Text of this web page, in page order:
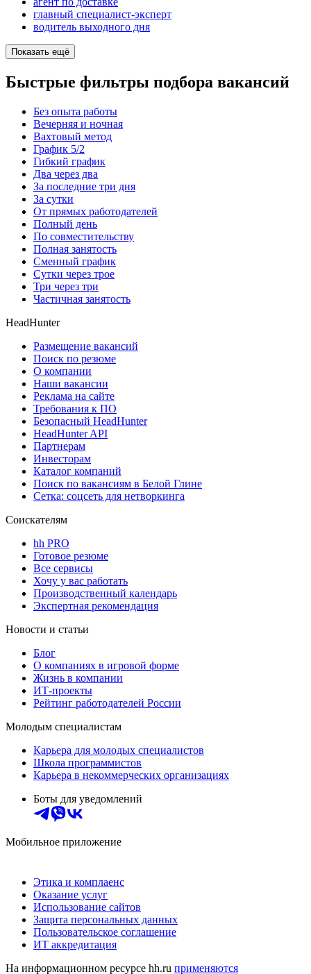
главный специалист-эксперт
водитель выходного дня
Показать ещё
Быстрые фильтры подбора вакансий
Без опыта работы
Вечерняя и ночная
Вахтовый метод
График 5/2
Гибкий график
Два через два
За последние три дня
За сутки
От прямых работодателей
Полный день
По совместительству
Полная занятость
Сменный график
Сутки через трое
Три через три
Частичная занятость
HeadHunter
Размещение вакансий
Поиск по резюме
О компании
Наши вакансии
Реклама на сайте
Требования к ПО
Безопасный HeadHunter
HeadHunter API
Партнерам
Инвесторам
Каталог компаний
Поиск по вакансиям в Белой Глине
Сетка: соцсеть для нетворкинга
Соискателям
hh PRO
Готовое резюме
Все сервисы
Хочу у вас работать
Производственный календарь
Экспертная рекомендация
Новости и статьи
Блог
О компаниях в игровой форме
Жизнь в компании
ИТ-проекты
Рейтинг работодателей России
Молодым специалистам
Карьера для молодых специалистов
Школа программистов
Карьера в некоммерческих организациях
Боты для уведомлений
Мобильное приложение
Этика и комплаенс
Оказание услуг
Использование сайтов
Защита персональных данных
Пользовательское соглашение
ИТ аккредитация
На информационном ресурсе hh.ru применяются